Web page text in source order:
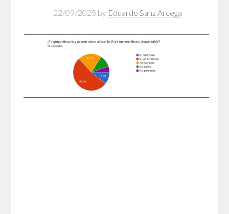
22/09/2025 by Eduardo Sanz Arcega